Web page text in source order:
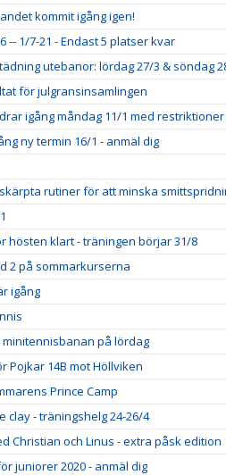
kommit igång igen!
-- 1/7-21 - Endast 5 platser kvar
utebanor: lördag 27/3 & söndag
för julgransinsamlingen
igång måndag 11/1 med restriktioner
ny termin 16/1 - anmäl dig
rutiner för att minska
hösten klart - träningen börjar 31/8
2 på sommarkurserna
igång
minitennisbanan på lördag
Pojkar 14B mot Höllviken
Prince Camp
clay - träningshelg 24-26/4
Christian och Linus - extra påsk edition
juniorer 2020 - anmäl dig